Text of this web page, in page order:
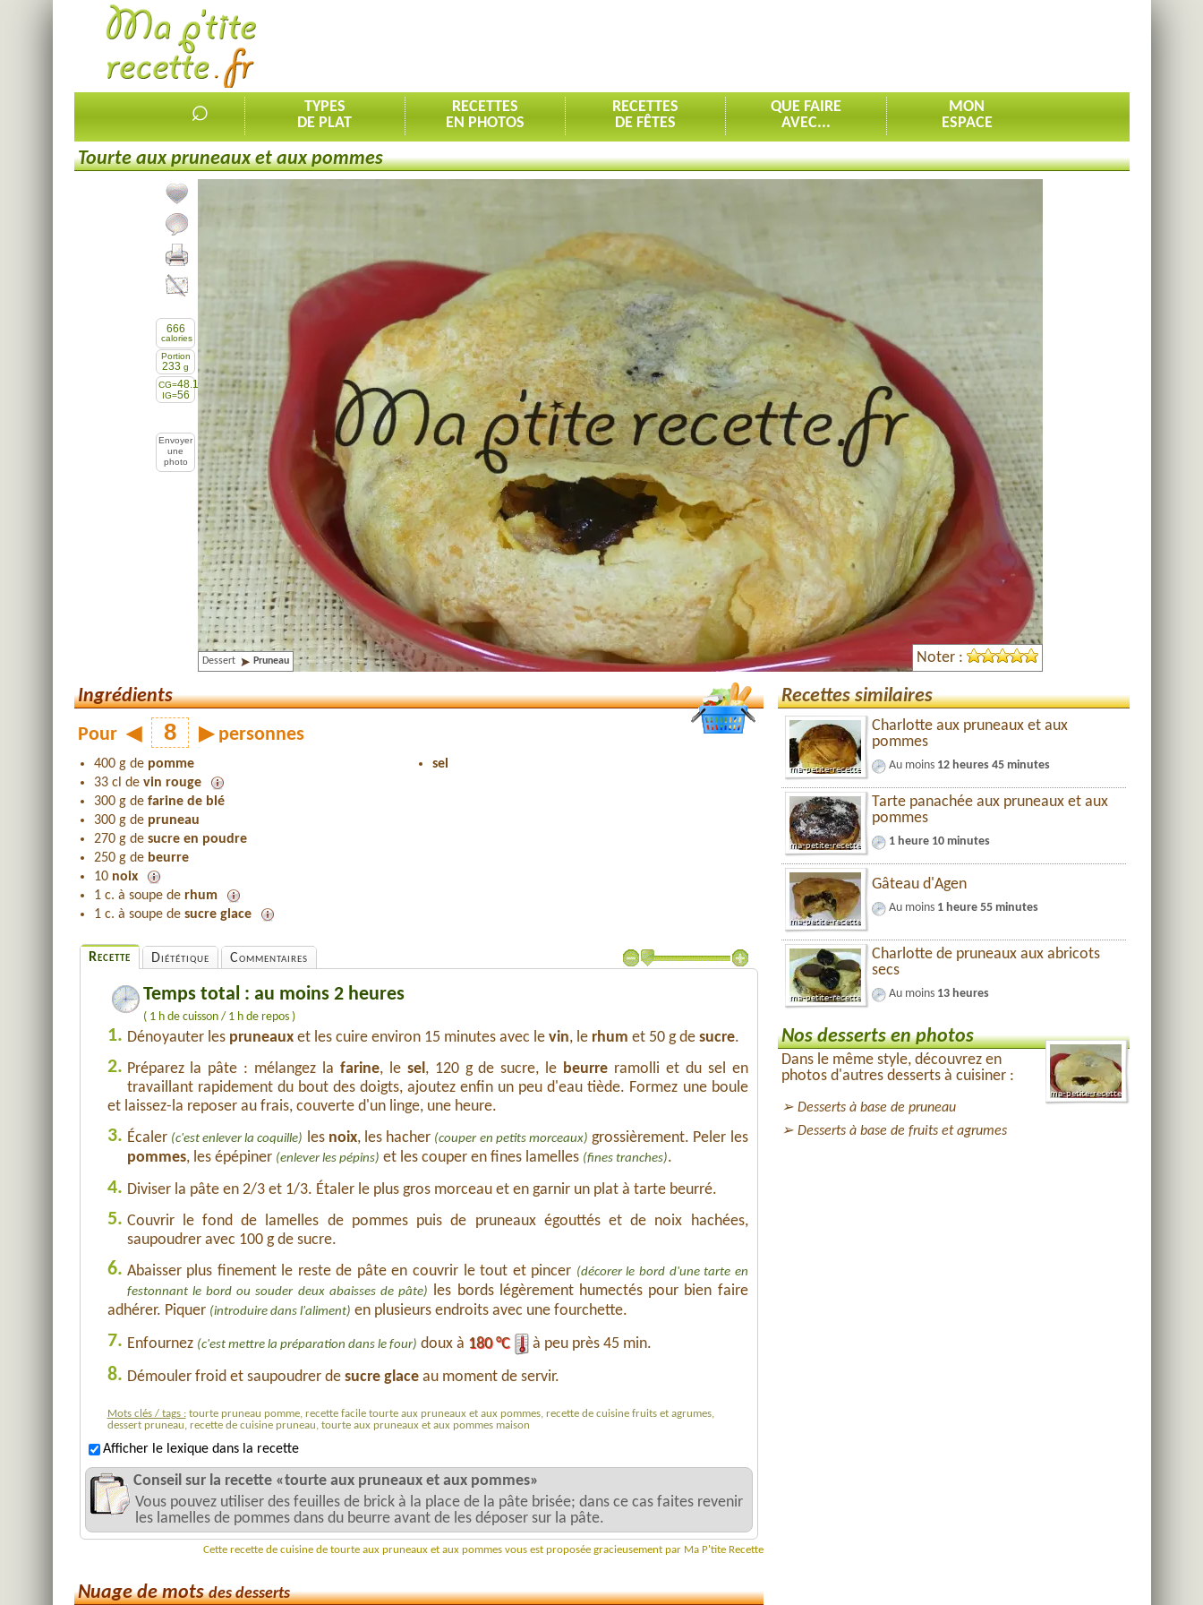
⌕
TYPES
DE PLAT
RECETTES
EN PHOTOS
RECETTES
DE FÊTES
QUE FAIRE
AVEC...
MON
ESPACE
Tourte aux pruneaux et aux pommes
Imprimer la recette
Partager cette recette
666
calories
Portion
233 g
CG=48.1
IG=56
Envoyer
une
photo
Dessert Pruneau Noter :
Ingrédients
Pour ◀ ▶ personnes
400 g de pomme
33 cl de vin rouge
300 g de farine de blé
300 g de pruneau
270 g de sucre en poudre
250 g de beurre
10 noix
1 c. à soupe de rhum
1 c. à soupe de sucre glace
sel
Recette Diététique Commentaires
Temps total : au moins 2 heures
( 1 h de cuisson / 1 h de repos )
1. Dénoyauter les pruneauxet les cuire environ 15 minutes avec le vin, le rhum et 50 g de sucre.
2. Préparez la pâte : mélangez la farine, le sel, 120 g de sucre, le beurre ramolli et du sel en
travaillant rapidement du bout des doigts, ajoutez enfin un peu d'eau tiède. Formez une boule
et laissez-la reposer au frais, couverte d'un linge, une heure.
3. Écaler (c'est enlever la coquille) les noix, les hacher (couper en petits morceaux) grossièrement. Peler les
pommes, les épépiner (enlever les pépins) et les couper en fines lamelles (fines tranches).
4. Diviser la pâte en 2/3 et 1/3. Étaler le plus gros morceau et en garnir un plat à tarte beurré.
5. Couvrir le fond de lamelles de pommes puis de pruneaux égouttés et de noix hachées,
saupoudrer avec 100 g de sucre.
6. Abaisser plus finement le reste de pâte en couvrir le tout et pincer (décorer le bord d'une tarte en
festonnant le bord ou souder deux abaisses de pâte) les bords légèrement humectés pour bien faire
adhérer. Piquer (introduire dans l'aliment) en plusieurs endroits avec une fourchette.
7. Enfournez (c'est mettre la préparation dans le four) doux à 180 °C à peu près 45 min.
8. Démouler froid et saupoudrer de sucre glaceau moment de servir.
Mots clés / tags : tourte pruneau pomme, recette facile tourte aux pruneaux et aux pommes, recette de cuisine fruits et agrumes,
dessert pruneau, recette de cuisine pruneau, tourte aux pruneaux et aux pommes maison
Afficher le lexique dans la recette
Conseil sur la recette «tourte aux pruneaux et aux pommes»
Vous pouvez utiliser des feuilles de brick à la place de la pâte brisée; dans ce cas faites revenir
les lamelles de pommes dans du beurre avant de les déposer sur la pâte.
Cette recette de cuisine de tourte aux pruneaux et aux pommes vous est proposée gracieusement par Ma P'tite Recette
Nuage de motsdes desserts
Recettes similaires
Charlotte aux pruneaux et aux
pommes
Au moins 12 heures 45 minutes
Tarte panachée aux pruneaux et aux
pommes
1 heure 10 minutes
Gâteau d'Agen
Au moins 1 heure 55 minutes
Charlotte de pruneaux aux abricots
secs
Au moins 13 heures
Nos desserts en photos
Dans le même style, découvrez en
photos d'autres desserts à cuisiner :
Desserts à base de pruneau
Desserts à base de fruits et agrumes